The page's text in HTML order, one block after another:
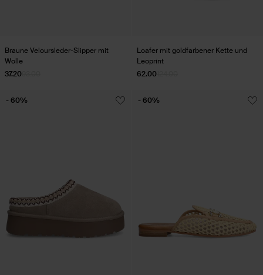
Braune Veloursleder-Slipper mit
Wolle
37.20
Loafer mit goldfarbener Kette und
Leoprint
62.00
- 60% - 60%